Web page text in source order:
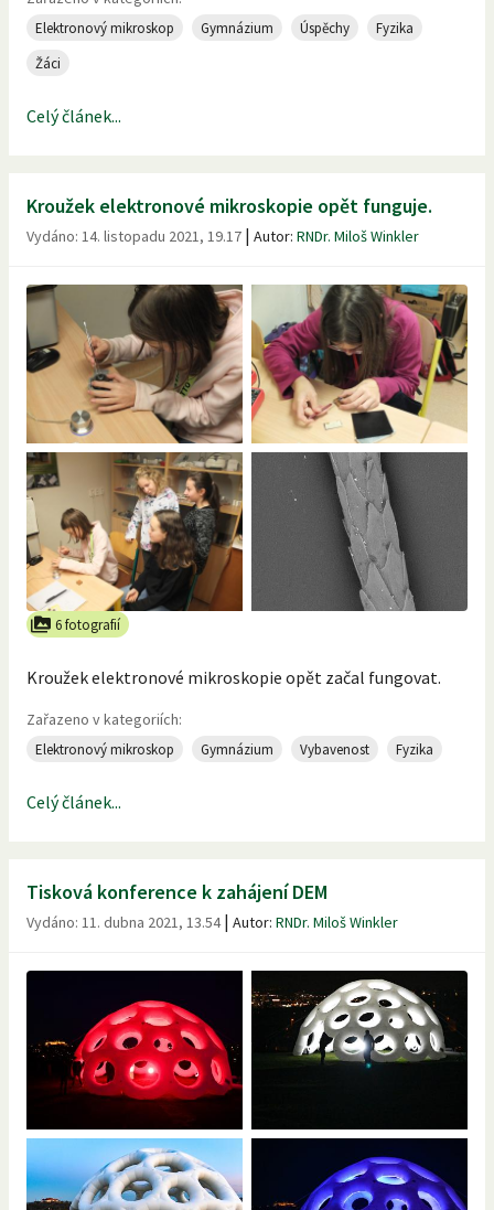
Elektronový mikroskop Gymnázium Úspěchy
Fyzika
Žáci
Celý článek...
Kroužek elektronové mikroskopie opět funguje.
Vydáno: 14. listopadu 2021, 19.17 | Autor: RNDr. Miloš Winkler
6 fotografií
Kroužek elektronové mikroskopie opět začal fungovat.
Zařazeno v kategoriích:
Elektronový mikroskop Gymnázium Vybavenost Fyzika
Celý článek...
Tisková konference k zahájení DEM
Vydáno: 11. dubna 2021, 13.54| Autor: RNDr. Miloš Winkler